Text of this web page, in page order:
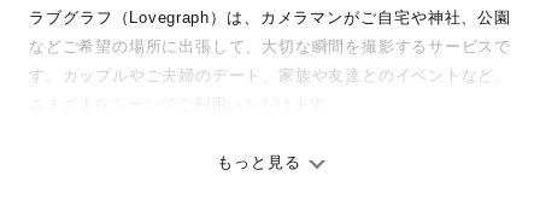
ラブグラフ（Lovegraph）は、カメラマンがご自宅や神社、公園
などご希望の場所に出張して、大切な瞬間を撮影するサービスで
す。カップルやご夫婦のデート、家族や友達とのイベントなど、
ありのままの空気感を大切に、何十年経っても見返したくなるよ
もっと見る